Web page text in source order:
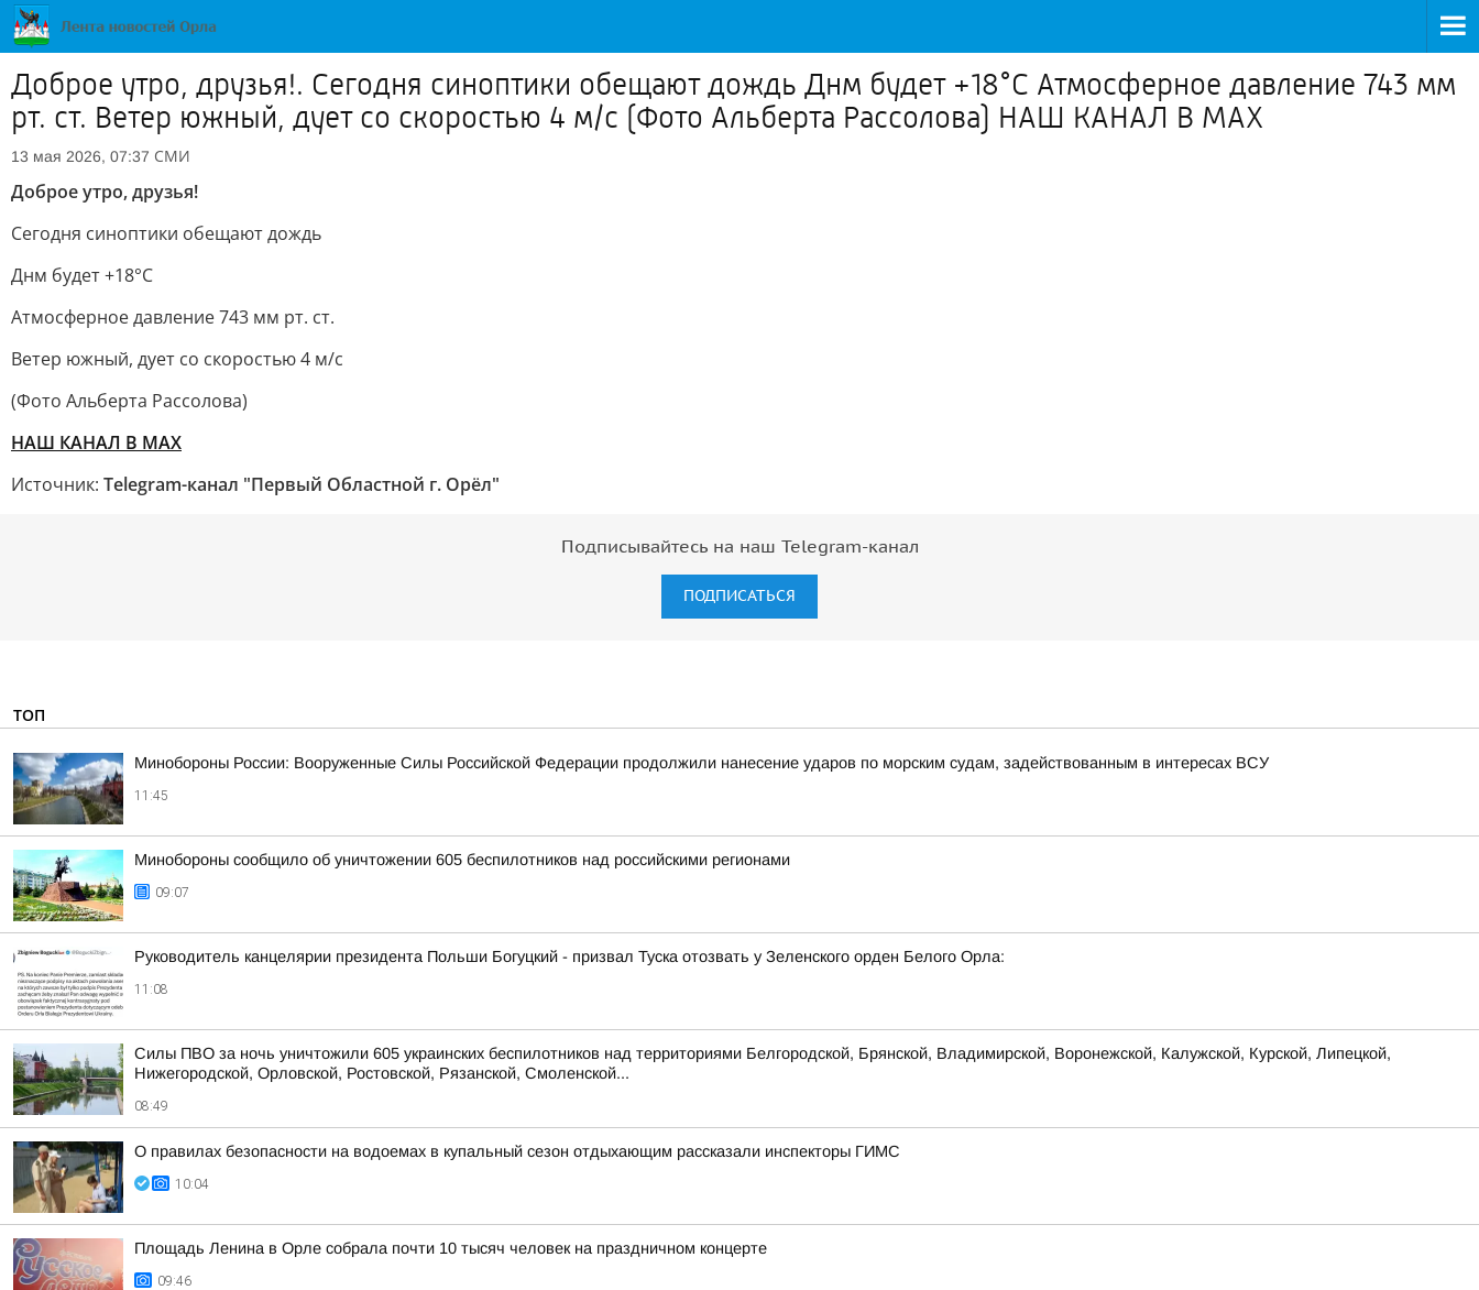
Доброе утро, друзья!. Сегодня синоптики обещают дождь Днм будет +18°С Атмосферное давление 743 мм
рт. ст. Ветер южный, дует со скоростью 4 м/с (Фото Альберта Рассолова) НАШ КАНАЛ В МАХ
13 мая 2026, 07:37 СМИ
Доброе утро, друзья!
Сегодня синоптики обещают дождь
Днм будет +18°С
Атмосферное давление 743 мм рт. ст.
Ветер южный, дует со скоростью 4 м/с
(Фото Альберта Рассолова)
НАШ КАНАЛ В МАХ
Источник: Telegram-канал "Первый Областной г. Орёл"
Подписывайтесь на наш Telegram-канал
ПОДПИСАТЬСЯ
ТОП
Минобороны России: Вооруженные Силы Российской Федерации продолжили нанесение ударов по морским судам, задействованным в интересах ВСУ
11:45
Минобороны сообщило об уничтожении 605 беспилотников над российскими регионами
09:07
Руководитель канцелярии президента Польши Богуцкий - призвал Туска отозвать у Зеленского орден Белого Орла:
11:08
Силы ПВО за ночь уничтожили 605 украинских беспилотников над территориями Белгородской, Брянской, Владимирской, Воронежской, Калужской, Курской, Липецкой,
Нижегородской, Орловской, Ростовской, Рязанской, Смоленской...
08:49
О правилах безопасности на водоемах в купальный сезон отдыхающим рассказали инспекторы ГИМС
10:04
Площадь Ленина в Орле собрала почти 10 тысяч человек на праздничном концерте
09:46